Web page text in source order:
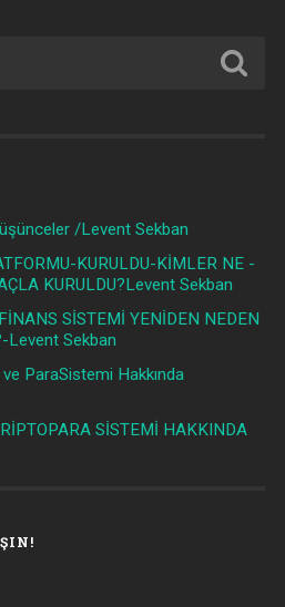
/Levent Sekban
KURULDU-KİMLER NE -
KURULDU?Levent Sekban
SİSTEMİ YENİDEN NEDEN
Levent Sekban
ParaSistemi Hakkında
SİSTEMİ HAKKINDA